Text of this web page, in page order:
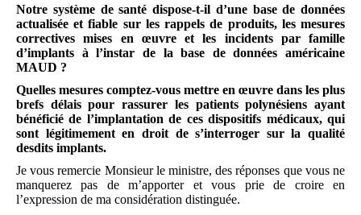
Notre système de santé dispose-t-il d’une base de données
actualisée et fiable sur les rappels de produits, les mesures
correctives mises en œuvre et les incidents par famille
d’implants à l’instar de la base de données américaine
MAUD ?
Quelles mesures comptez-vous mettre en œuvre dans les plus
brefs délais pour rassurer les patients polynésiens ayant
bénéficié de l’implantation de ces dispositifs médicaux, qui
sont légitimement en droit de s’interroger sur la qualité
desdits implants.
Je vous remercie Monsieur le ministre, des réponses que vous ne
manquerez pas de m’apporter et vous prie de croire en
l’expression de ma considération distinguée.